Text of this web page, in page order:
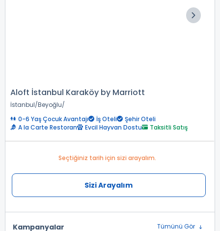
Aloft İstanbul Karaköy by Marriott
İstanbul Beyoğlu
0-6 Yaş Çocuk Avantajı
İş Oteli
Şehir Oteli
A la Carte Restoran
Evcil Hayvan Dostu Taksitli Satış
Seçtiğiniz tarih için sizi arayalım.
Sizi Arayalım
Kampanyalar Tümünü Gör